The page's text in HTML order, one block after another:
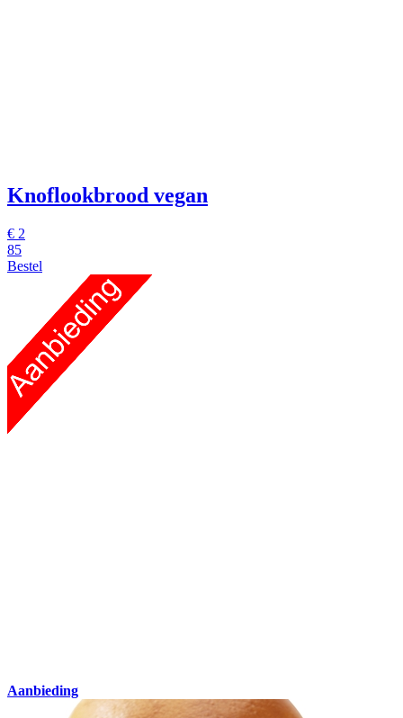
Knoflookbrood vegan
€ 2
85
Bestel
Aanbieding